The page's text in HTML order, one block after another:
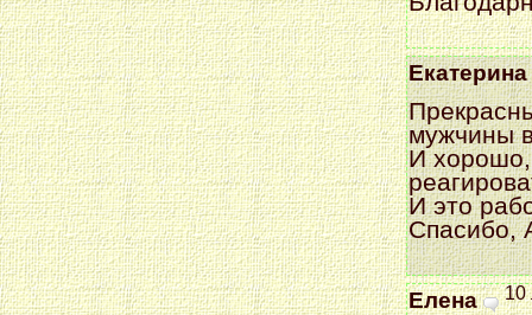
Екатерина
мужчины
И хорошо,
И это
Спасибо,
Елена 10